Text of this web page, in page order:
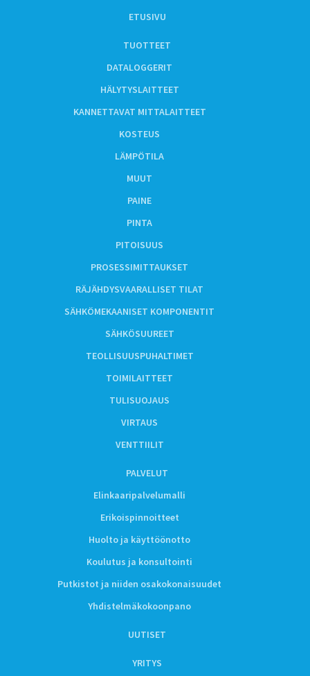
ETUSIVU
TUOTTEET
DATALOGGERIT
HÄLYTYSLAITTEET
KANNETTAVAT MITTALAITTEET
KOSTEUS
LÄMPÖTILA
MUUT
PAINE
PINTA
PITOISUUS
PROSESSIMITTAUKSET
RÄJÄHDYSVAARALLISET TILAT
SÄHKÖMEKAANISET KOMPONENTIT
SÄHKÖSUUREET
TEOLLISUUSPUHALTIMET
TOIMILAITTEET
TULISUOJAUS
VIRTAUS
VENTTIILIT
PALVELUT
Elinkaaripalvelumalli
Erikoispinnoitteet
Huolto ja käyttöönotto
Koulutus ja konsultointi
Putkistot ja niiden osakokonaisuudet
Yhdistelmäkokoonpano
UUTISET
YRITYS